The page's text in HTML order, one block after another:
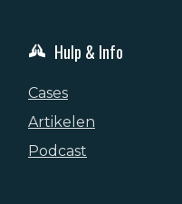
Hulp & Info
Cases
Artikelen
Podcast